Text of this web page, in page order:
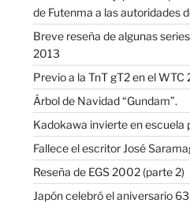
de Futenma a las autoridades
Breve reseña de algunas
2013
Previo a la TnT gT2 en el WTC
Árbol de Navidad “Gundam”.
Kadokawa invierte en escuela
Fallece el escritor José
Reseña de EGS 2002 (parte 2)
Japón celebró el aniversario